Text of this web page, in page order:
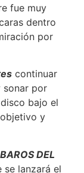
fue muy
dentro
por
continuar
sonar por
bajo el
y
DEL
se lanzará el